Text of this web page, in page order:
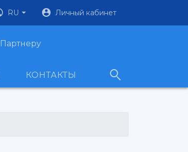
RU Личный кабинет
Партнеру
КОНТАКТЫ